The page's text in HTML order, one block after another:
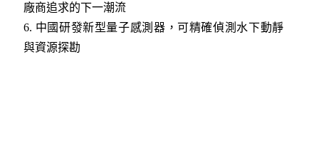
廠商追求的下一潮流
6. 中國研發新型量子感測器，可精確偵測水下動靜
與資源探勘